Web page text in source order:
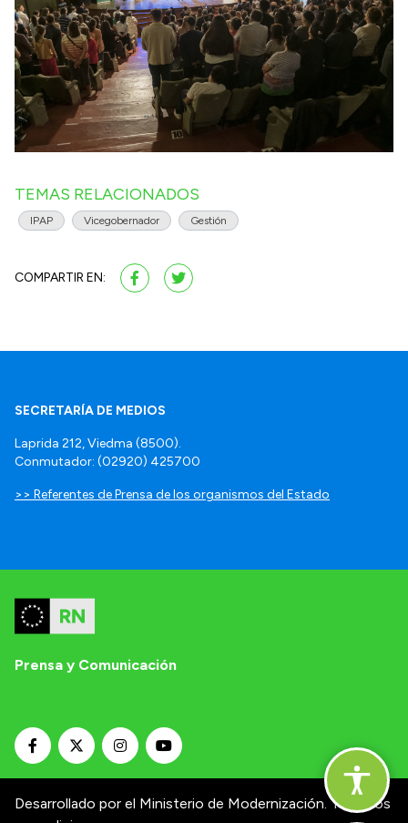
TEMAS RELACIONADOS
IPAP Vicegobernador Gestión
COMPARTIR EN:
SECRETARÍA DE MEDIOS
Laprida 212, Viedma (8500).
Conmutador: (02920) 425700
>> Referentes de Prensa de los organismos del Estado
Prensa y Comunicación
Desarrollado por el Ministerio de Modernización. Términos